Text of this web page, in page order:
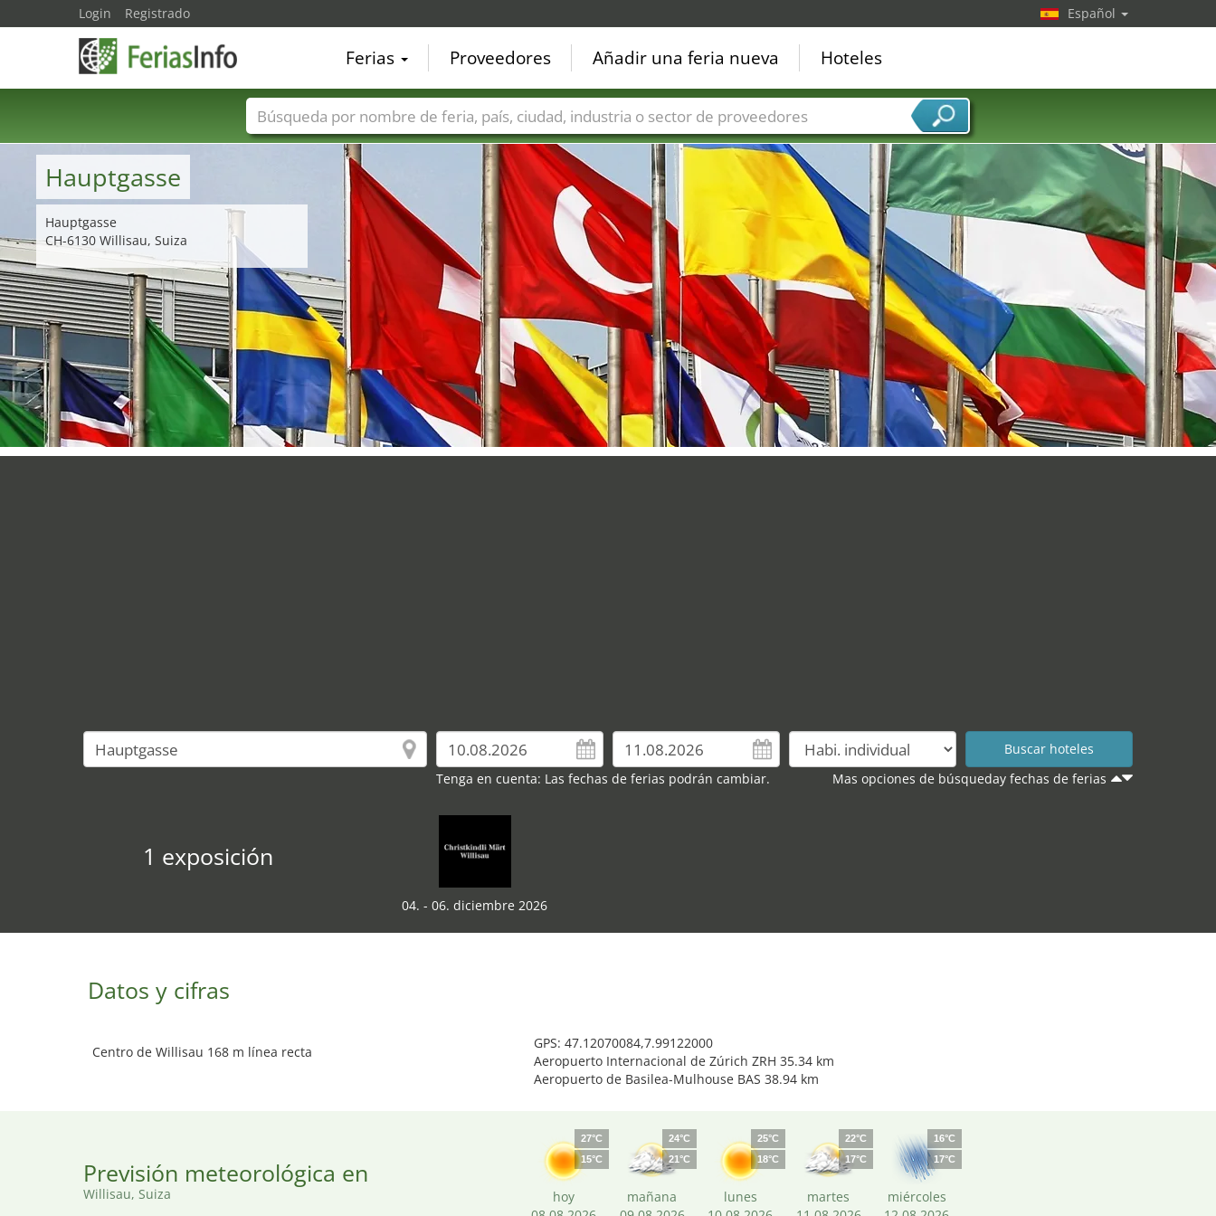
Hauptgasse
Hauptgasse
CH-6130 Willisau, Suiza
Tenga en cuenta: Las fechas de ferias podrán cambiar. Mas opciones de búsqueday fechas de ferias
1 exposición
04. - 06. diciembre 2026
Datos y cifras
Centro de Willisau 168 m línea recta
GPS: 47.12070084,7.99122000
Aeropuerto Internacional de Zúrich ZRH 35.34 km
Aeropuerto de Basilea-Mulhouse BAS 38.94 km
Previsión meteorológica en
Willisau, Suiza
27°C
15°C
hoy
24°C
21°C
mañana
25°C
18°C
lunes
22°C
17°C
martes
16°C
17°C
miércoles
Login Registrado Español
Ferias Proveedores Añadir una feria nueva Hoteles
Nombres de ferias Países Ciudades Sectores de ferias Sectores de proveedor de servicios